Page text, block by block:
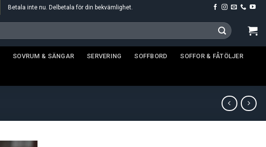
Betala inte nu. Delbetala för din bekvämlighet.
SOVRUM & SÄNGAR SERVERING SOFFBORD SOFFOR & FÅTÖLJER